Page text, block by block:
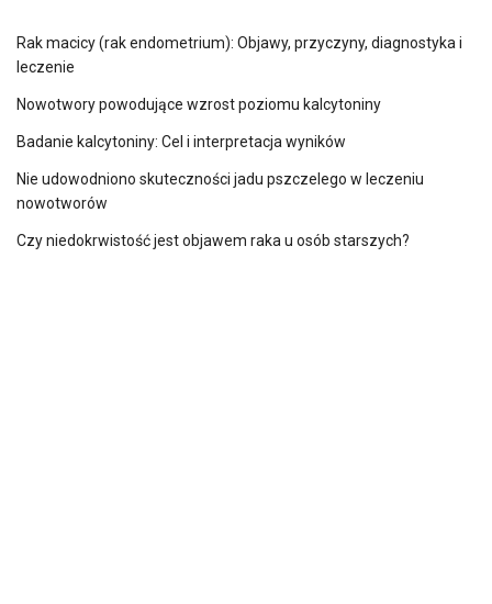
Rak macicy (rak endometrium): Objawy, przyczyny, diagnostyka i
leczenie
Nowotwory powodujące wzrost poziomu kalcytoniny
Badanie kalcytoniny: Cel i interpretacja wyników
Nie udowodniono skuteczności jadu pszczelego w leczeniu
nowotworów
Czy niedokrwistość jest objawem raka u osób starszych?